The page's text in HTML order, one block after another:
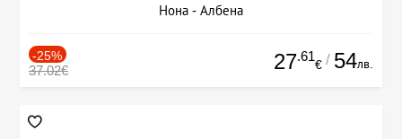
Нона - Албена
-25%
37.02€ 27.61
€ / 54лв.